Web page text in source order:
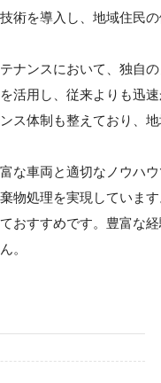
術を導入し、地域住民
ナンスにおいて、独自
活用し、従来よりも迅
ス体制も整えており、
な車両と適切なノウハ
物処理を実現していま
おすすめです。豊富な
。